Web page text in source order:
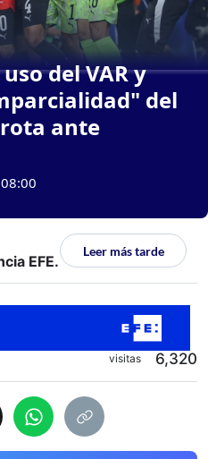
del VAR y
del
ante
EFE.
Leer más tarde
visitas 6,320